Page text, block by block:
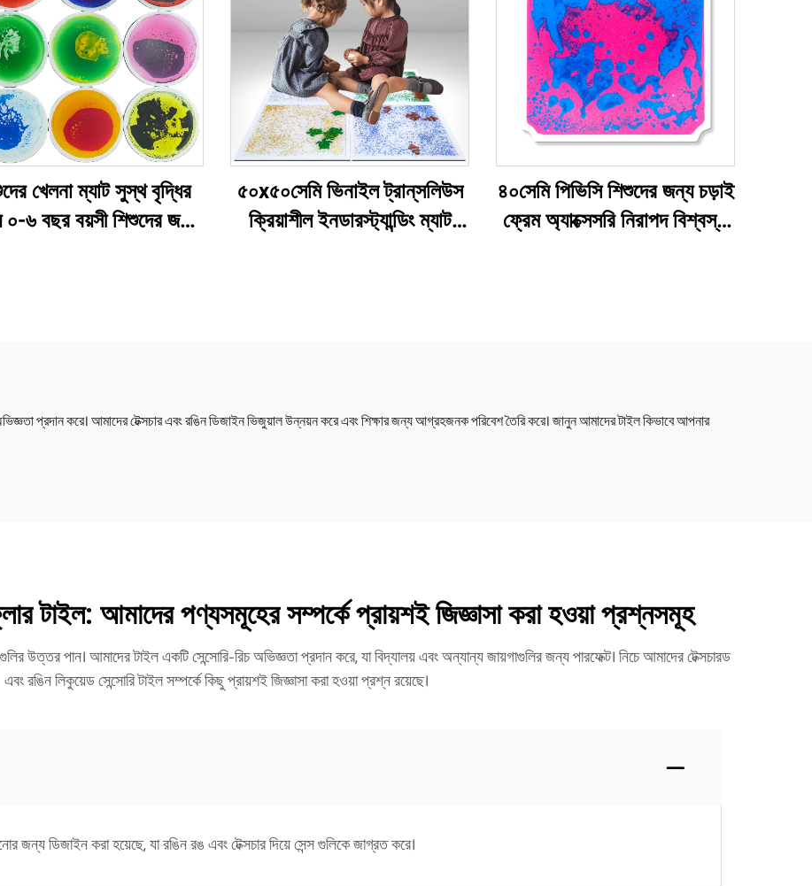
খেলনা ম্যাট সুস্থ বৃদ্ধির
৬ বছর বয়সী শিশুদের জন্য
৫০x৫০সেমি ভিনাইল ট্রান্‌সলিউস
ক্রিয়াশীল ইনডারস্ট্যান্ডিং ম্যাট
৪০সেমি পিভিসি শিশুদের জন্য চড়াই
ফ্রেম অ্যাক্সেসরি নিরাপদ বিশ্বস্ত
প্রদান করে। আমাদের টেক্সচার এবং রঙিন ডিজাইন ভিজুয়াল উন্নয়ন করে এবং শিক্ষার জন্য আগ্রহজনক পরিবেশ তৈরি করে। জানুন আমাদের টাইল কিভাবে আপনার
টাইল: আমাদের পণ্যসমূহের সম্পর্কে প্রায়শই জিজ্ঞাসা করা হওয়া প্রশ্নসমূহ
উত্তর পান। আমাদের টাইল একটি সেন্সোরি-রিচ অভিজ্ঞতা প্রদান করে, যা বিদ্যালয় এবং অন্যান্য জায়গাগুলির জন্য পারফেক্ট। নিচে আমাদের টেক্সচারড
এবং রঙিন লিকুয়েড সেন্সোরি টাইল সম্পর্কে কিছু প্রায়শই জিজ্ঞাসা করা হওয়া প্রশ্ন রয়েছে।
জন্য ডিজাইন করা হয়েছে, যা রঙিন রঙ এবং টেক্সচার দিয়ে সেন্স গুলিকে জাগ্রত করে।